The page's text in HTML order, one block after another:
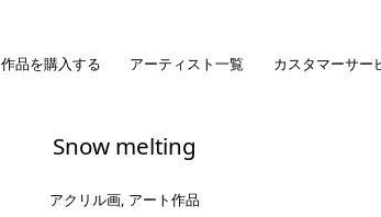
作品を購入する アーティスト一覧 カスタマーサー
Snow melting
アクリル画, アート作品